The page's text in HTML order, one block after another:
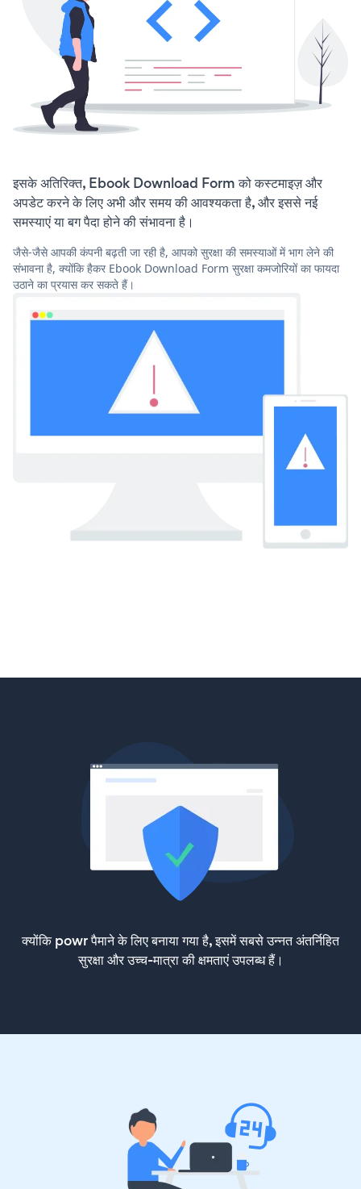
इसके अतिरिक्त, Ebook Download Form को कस्टमाइज़ और
अपडेट करने के लिए अभी और समय की आवश्यकता है, और इससे नई
समस्याएं या बग पैदा होने की संभावना है।
जैसे-जैसे आपकी कंपनी बढ़ती जा रही है, आपको सुरक्षा की समस्याओं में भाग लेने की
संभावना है, क्योंकि हैकर Ebook Download Form सुरक्षा कमजोरियों का फायदा
उठाने का प्रयास कर सकते हैं।
क्योंकि powr पैमाने के लिए बनाया गया है, इसमें सबसे उन्नत अंतर्निहित
सुरक्षा और उच्च-मात्रा की क्षमताएं उपलब्ध हैं।